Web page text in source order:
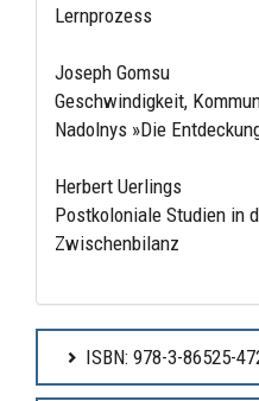
Lernprozess
Joseph Gomsu
Geschwindigkeit,
Nadolnys »Die
Herbert Uerlings
Postkoloniale Studien in
Zwischenbilanz
ISBN: 978-3-86525-